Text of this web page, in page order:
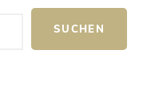
SUCHEN